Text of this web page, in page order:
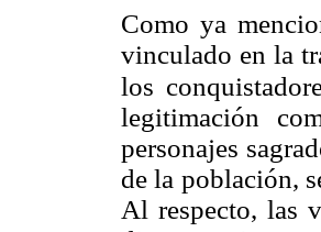
Como ya
vinculado en la
los
legitimación
personajes
de la población,
Al respecto, las